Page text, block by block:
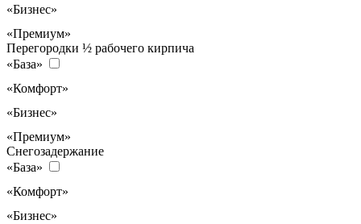
«Бизнес»
«Премиум»
Перегородки ½ рабочего кирпича
«База»
«Комфорт»
«Бизнес»
«Премиум»
Снегозадержание
«База»
«Комфорт»
«Бизнес»